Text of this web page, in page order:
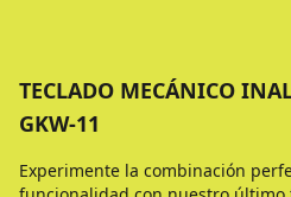
TECLADO MECÁNICO
GKW-11
Experimente la combinación